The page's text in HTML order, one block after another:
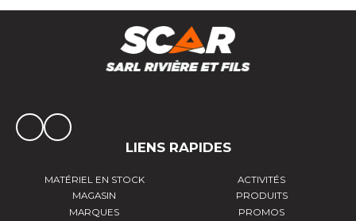
LIENS RAPIDES
MATÉRIEL EN STOCK
ACTIVITÉS
MAGASIN
PRODUITS
MARQUES
PROMOS